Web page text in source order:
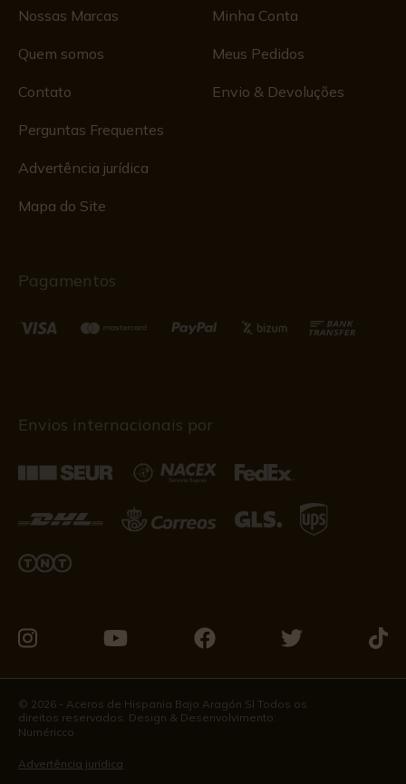
Nossas Marcas
Quem somos
Contato
Perguntas Frequentes
Advertência jurídica
Mapa do Site
Minha Conta
Meus Pedidos
Envio & Devoluções
Pagamentos
Envios internacionais por
nos
no
Instagram
nos
no
Youtube
nos
no
Facebook
nos
no
nos
© 2026 - Aceros de Hispania Bajo Aragón Sl Todos os
direitos reservados. Design & Desenvolvimento:
Numéricco
Advertência jurídica